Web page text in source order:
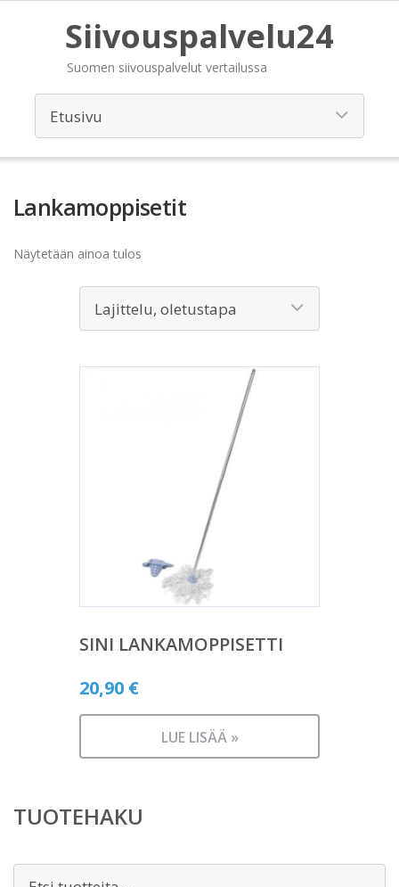
Siivouspalvelu24
Suomen siivouspalvelut vertailussa
Lankamoppisetit
Näytetään ainoa tulos
SINI LANKAMOPPISETTI
20,90 €
LUE LISÄÄ »
TUOTEHAKU